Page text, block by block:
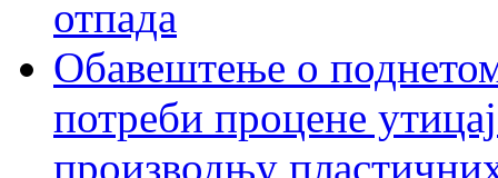
отпада
Обавештење о
потреби процене
производњу